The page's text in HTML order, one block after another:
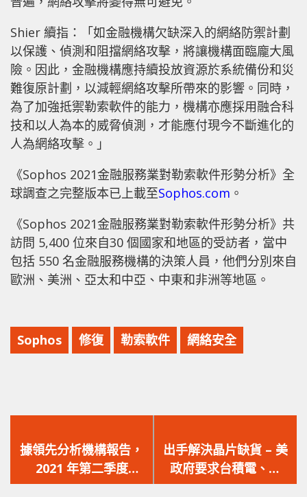
Shier 續指：「如金融機構欠缺深入的網絡防禦計劃
以保護、偵測和阻擋網絡攻擊，將讓機構面臨龐大風
險。因此，金融機構應持續投放資源於系統備份和災
難復原計劃，以減輕網絡攻擊所帶來的影響。同時，
為了加強抵禦勒索軟件的能力，機構亦應採用融合科
技和以人為本的威脅偵測，才能應付現今不斷進化的
人為網絡攻擊。」
《Sophos 2021金融服務業對勒索軟件形勢分析》全
球調查之完整版本已上載至Sophos.com 。
《Sophos 2021金融服務業對勒索軟件形勢分析》共
訪問 5,400 位來自30 個國家和地區的受訪者，當中
包括 550 名金融服務機構的決策人員，他們分別來自
歐洲、美洲、亞太和中亞、中東和非洲等地區。
Sophos 修復 勒索軟件 網絡安全
一
篇
文
據領先分析機構報告，
2021 年第二季度
NetApp 在亞太地區全
一
篇
文
出手解決晶片缺貨 – 美
政府要求台積電、三
星、Intel 等半導體代